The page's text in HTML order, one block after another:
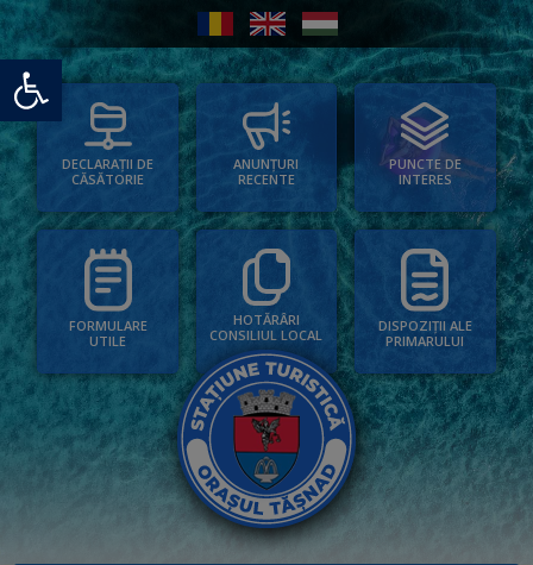
Deschide bara de unelte
DECLARAȚII DE
CĂSĂTORIE
ANUNȚURI
RECENTE
PUNCTE DE
INTERES
FORMULARE
UTILE
HOTĂRÂRI
CONSILIUL LOCAL
DISPOZIȚII ALE
PRIMARULUI